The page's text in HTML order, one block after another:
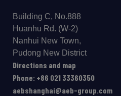
Building C, No.888
Huanhu Rd. (W-2)
Nanhui New Town,
Pudong New District
Directions and map
Phone: +86 021 33360350
aebshanghai@aeb-group.com